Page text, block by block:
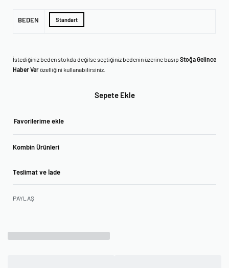
BEDEN Standart
İstediğiniz beden stokda değilse seçtiğiniz bedenin üzerine basıp Stoğa Gelince
Haber Verözelliğini kullanabilirsiniz.
Sepete Ekle
Favorilerime ekle
Kombin Ürünleri
Teslimat ve İade
PAYLAŞ